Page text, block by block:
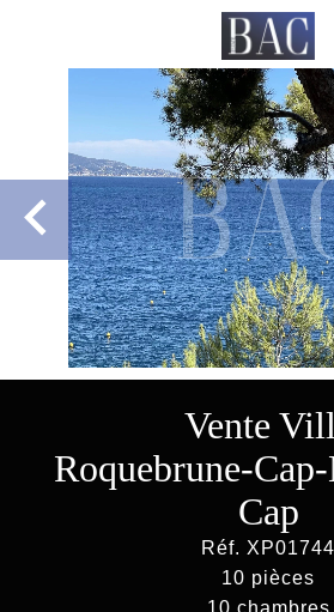
Vente
Roquebrune-
Cap
Réf. XP01744
10 pièces
10 chambres